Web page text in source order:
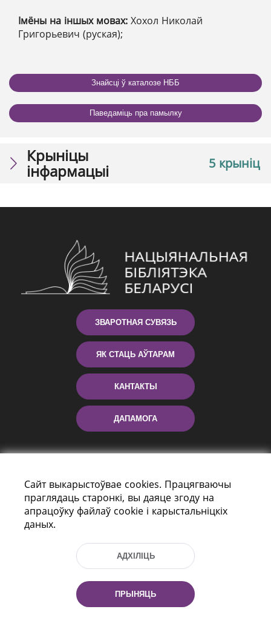
Імёны на іншых мовах: Хохол Николай
Григорьевич (руская);
Знайсці ў каталозе НББ
Паведаміць пра памылку
5 крыніц
Крыніцы
інфармацыі
ЗВАРОТНАЯ СУВЯЗЬ
ЯК СТАЦЬ АЎТАРАМ
КАНТАКТЫ
ДАПАМОГА
праспект Незалежнасці 116
г. Мiнск, Рэспубліка Беларусь, 220114
Тэл.: (+375 17) 368 37 37, Факс: (+375 17)
Эл. пошта: inbox@nlb.by
Сайт выкарыстоўвае cookies. Працягваючы
праглядаць старонкі, вы даяце згоду на
апрацоўку файлаў cookie і карыстальніцкіх
даных.
АДХІЛІЦЬ
ПРЫНЯЦЬ